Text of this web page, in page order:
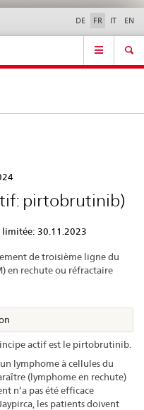
Contact | Support &
aide
DE FR IT EN
pirtobrutinib)
limitée: 30.11.2023
de troisième ligne du
en rechute ou réfractaire
actif est le pirtobrutinib.
lymphome à cellules du
(lymphome en rechute)
n’a pas été efficace
les patients doivent